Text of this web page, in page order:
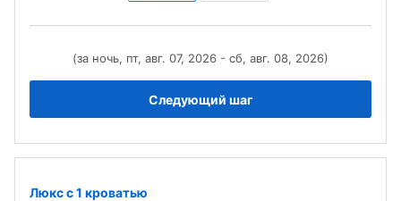
(за ночь, пт, авг. 07, 2026 - сб, авг. 08, 2026)
Следующий шаг
Люкс с 1 кроватью